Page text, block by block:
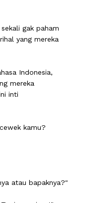
gak paham
yang mereka
Indonesia,
mereka
inti
kamu?
atau bapaknya?"